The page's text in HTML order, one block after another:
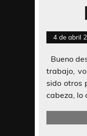
4 de abril
Bueno
trabajo,
sido otros
cabeza, lo